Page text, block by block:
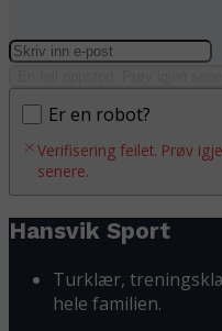
Er en robot?
Verifisering feilet. Prøv
senere.
Hansvik Sport
Turklær,
hele familien.